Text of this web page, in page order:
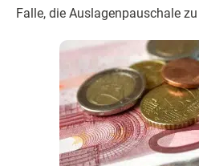
Falle, die Auslagenpauschale